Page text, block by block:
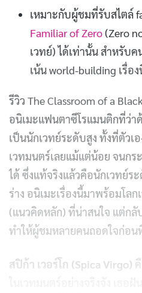
เหมาะกับผู้ชมที่รับสไตล์
Familiar of Zero(Zero
เวทย์) ได้เท่านั้น สำหรับ
เน้น world-building เรื่อ
รีวิว The Classroom of a
อนิเมะแฟนตาซีโรแมนติกที่ว่า
เป็นนักเวทย์ระดับสูง ทั้งที่ตัวเ
เวทมนตร์เลยแม้แต่น้อย จนก
ได้ ซึ่งแท้จริงแล้วคือนักเวทย์ร
ร่าง อนิเมะเรื่องนี้มาพร้อมโล
(แนวคิดหลัก) ที่น่าสนใจ แต่ก
ทำให้ผู้ชมหลายคนถอดใจก่อน
สปิก้า เวอร์โก (Spica Virgo)